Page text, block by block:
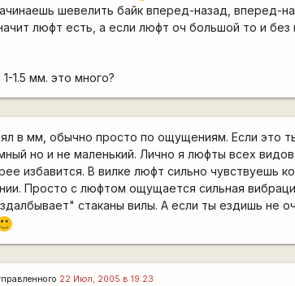
шевелить байк вперед-назад, вперед-
люфт есть, а если люфт оч большой то и без
1.5 мм. это много?
в мм, обычно просто по ощущениям. Если это
но и не маленький. Лично я люфты всех
избавится. В вилке люфт сильно чувствуешь
Просто с люфтом ощущается сильная
стаканы вилы. А если ты ездишь не
:)
22 Июл, 2005 в 19:23